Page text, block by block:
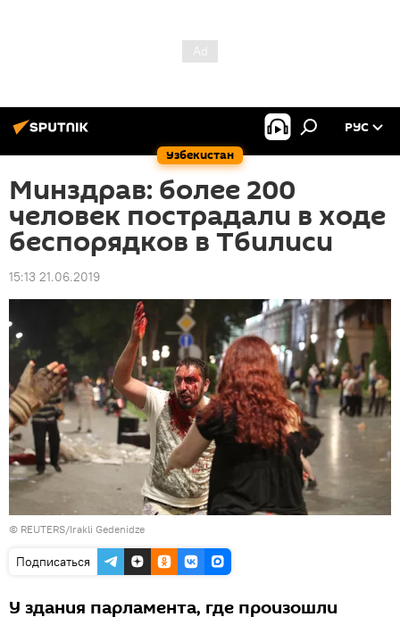
Узбекистан
РУС
Минздрав: более 200
человек пострадали в ходе
беспорядков в Тбилиси
15:13 21.06.2019
© REUTERS/Irakli Gedenidze
Подписаться
У здания парламента, где произошли